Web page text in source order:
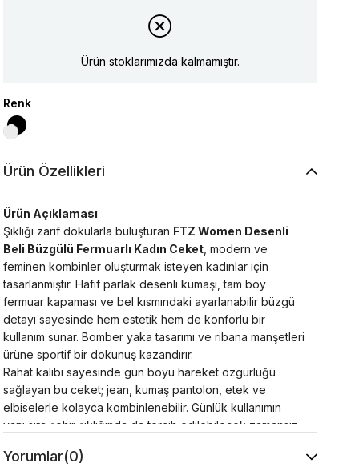
Ürün stoklarımızda kalmamıştır.
Renk
Ürün Özellikleri
Ürün Açıklaması
Şıklığı zarif dokularla buluşturan FTZ Women Desenli
Beli Büzgülü Fermuarlı Kadın Ceket , modern ve
feminen kombinler oluşturmak isteyen kadınlar için
tasarlanmıştır. Hafif parlak desenli kumaşı, tam boy
fermuar kapaması ve bel kısmındaki ayarlanabilir büzgü
detayı sayesinde hem estetik hem de konforlu bir
kullanım sunar. Bomber yaka tasarımı ve ribana manşetleri
ürüne sportif bir dokunuş kazandırır.
Rahat kalıbı sayesinde gün boyu hareket özgürlüğü
sağlayan bu ceket; jean, kumaş pantolon, etek ve
elbiselerle kolayca kombinlenebilir. Günlük kullanımın
yanı sıra şehir şıklığında da tercih edilebilecek zamansız
Ürün Özellikleri
Yorumlar(0)